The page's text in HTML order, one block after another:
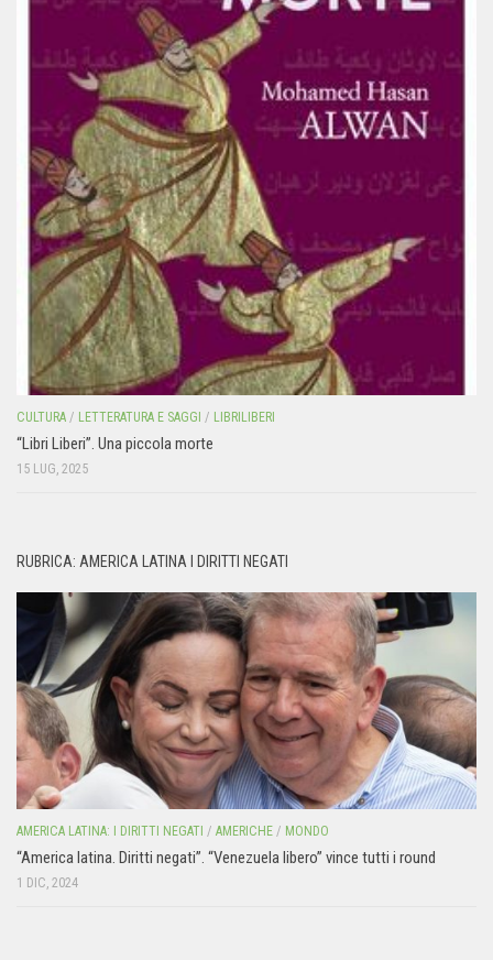
CULTURA / LETTERATURA E SAGGI / LIBRILIBERI
“Libri Liberi”. Una piccola morte
15 LUG, 2025
RUBRICA: AMERICA LATINA I DIRITTI NEGATI
AMERICA LATINA: I DIRITTI NEGATI / AMERICHE / MONDO
“America latina. Diritti negati”. “Venezuela libero” vince tutti i round
1 DIC, 2024